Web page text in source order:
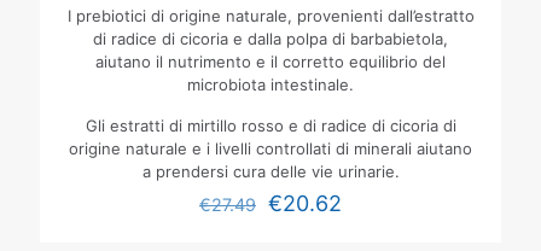
I prebiotici di origine naturale, provenienti dall’estratto
di radice di cicoria e dalla polpa di barbabietola,
aiutano il nutrimento e il corretto equilibrio del
microbiota intestinale.
Gli estratti di mirtillo rosso e di radice di cicoria di
origine naturale e i livelli controllati di minerali aiutano
a prendersi cura delle vie urinarie.
€27.49 €20.62